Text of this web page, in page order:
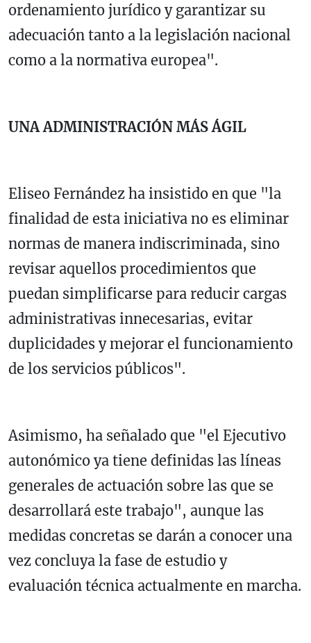
ordenamiento jurídico y garantizar su
adecuación tanto a la legislación nacional
como a la normativa europea".
UNA ADMINISTRACIÓN MÁS ÁGIL
Eliseo Fernández ha insistido en que "la
finalidad de esta iniciativa no es eliminar
normas de manera indiscriminada, sino
revisar aquellos procedimientos que
puedan simplificarse para reducir cargas
administrativas innecesarias, evitar
duplicidades y mejorar el funcionamiento
de los servicios públicos".
Asimismo, ha señalado que "el Ejecutivo
autonómico ya tiene definidas las líneas
generales de actuación sobre las que se
desarrollará este trabajo", aunque las
medidas concretas se darán a conocer una
vez concluya la fase de estudio y
evaluación técnica actualmente en marcha.